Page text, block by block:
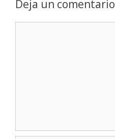
Deja un comentario